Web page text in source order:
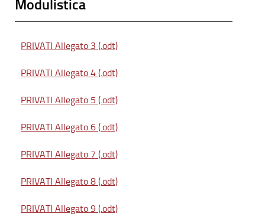
Modulistica
PRIVATI Allegato 3 (.odt)
PRIVATI Allegato 4 (.odt)
PRIVATI Allegato 5 (.odt)
PRIVATI Allegato 6 (.odt)
PRIVATI Allegato 7 (.odt)
PRIVATI Allegato 8 (.odt)
PRIVATI Allegato 9 (.odt)